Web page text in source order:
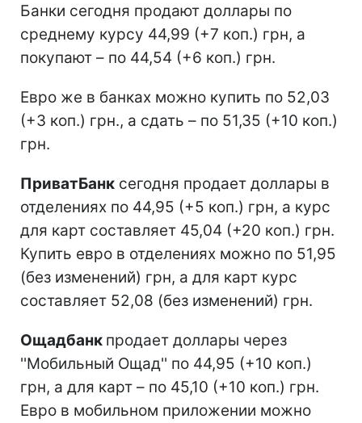
Банки сегодня продают доллары по
среднему курсу 44,99 (+7 коп.) грн, а
покупают – по 44,54 (+6 коп.) грн.
Евро же в банках можно купить по 52,03
(+3 коп.) грн., а сдать – по 51,35 (+10 коп.)
грн.
ПриватБанк сегодня продает доллары в
отделениях по 44,95 (+5 коп.) грн, а курс
для карт составляет 45,04 (+20 коп.) грн.
Купить евро в отделениях можно по 51,95
(без изменений) грн, а для карт курс
составляет 52,08 (без изменений) грн.
Ощадбанк продает доллары через
''Мобильный Ощад'' по 44,95 (+10 коп.)
грн, а для карт – по 45,10 (+10 коп.) грн.
Евро в мобильном приложении можно